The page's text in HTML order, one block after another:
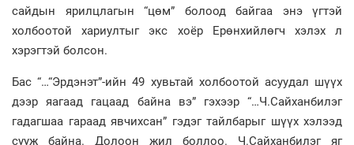
сайдын ярилцлагын “цөм” болоод байгаа энэ үгтэй
холбоотой хариултыг экс хоёр Ерөнхийлөгч хэлэх л
хэрэгтэй болсон.
Бас “…“Эрдэнэт”-ийн 49 хувьтай холбоотой асуудал шүүх
дээр яагаад гацаад байна вэ” гэхээр “…Ч.Сайханбилэг
гадагшаа гараад явчихсан” гэдэг тайлбарыг шүүх хэлээд
сууж байна. Долоон жил боллоо. Ч.Сайханбилэг яг